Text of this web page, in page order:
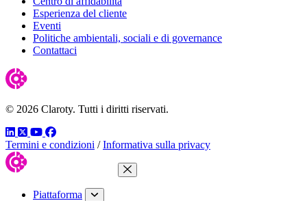
Esperienza del cliente
Eventi
Politiche ambientali, sociali e di governance
Contattaci
© 2026 Claroty. Tutti i diritti riservati.
LinkedIn
TwitterYouTube
Facebook
Termini e condizioni / Informativa sulla privacy
Chiudi menu
Piattaforma